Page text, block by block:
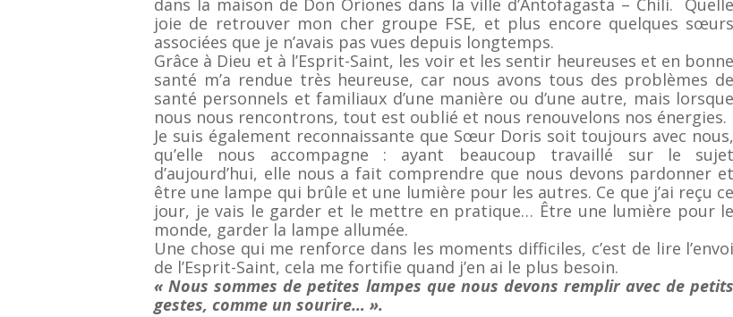
dans la maison de Don Oriones dans la ville d’Antofagasta – Chili. Quelle
joie de retrouver mon cher groupe FSE, et plus encore quelques sœurs
associées que je n’avais pas vues depuis longtemps.
Grâce à Dieu et à l’Esprit-Saint, les voir et les sentir heureuses et en bonne
santé m’a rendue très heureuse, car nous avons tous des problèmes de
santé personnels et familiaux d’une manière ou d’une autre, mais lorsque
nous nous rencontrons, tout est oublié et nous renouvelons nos énergies.
Je suis également reconnaissante que Sœur Doris soit toujours avec nous,
qu’elle nous accompagne : ayant beaucoup travaillé sur le sujet
d’aujourd’hui, elle nous a fait comprendre que nous devons pardonner et
être une lampe qui brûle et une lumière pour les autres. Ce que j’ai reçu ce
jour, je vais le garder et le mettre en pratique… Être une lumière pour le
monde, garder la lampe allumée.
Une chose qui me renforce dans les moments difficiles, c’est de lire l’envoi
de l’Esprit-Saint, cela me fortifie quand j’en ai le plus besoin.
« Nous sommes de petites lampes que nous devons remplir avec de petits
gestes, comme un sourire… ».